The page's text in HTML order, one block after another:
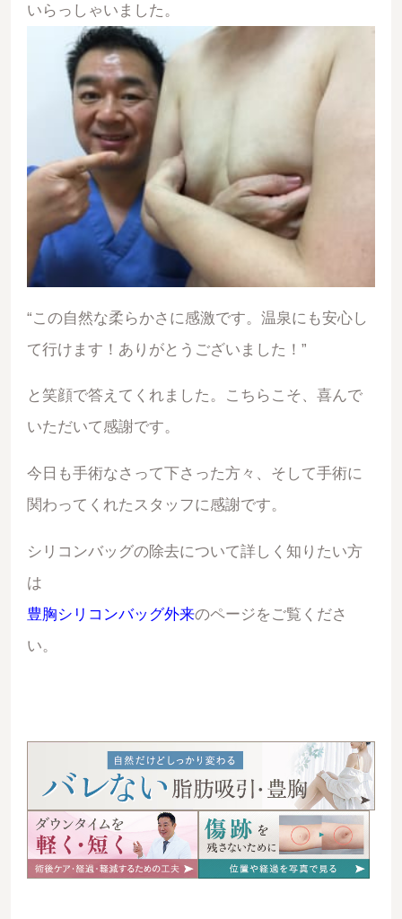
いらっしゃいました。
“この自然な柔らかさに感激です。温泉にも安心し
て行けます！ありがとうございました！”
と笑顔で答えてくれました。こちらこそ、喜んで
いただいて感謝です。
今日も手術なさって下さった方々、そして手術に
関わってくれたスタッフに感謝です。
シリコンバッグの除去について詳しく知りたい方
は
豊胸シリコンバッグ外来のページをご覧くださ
い。